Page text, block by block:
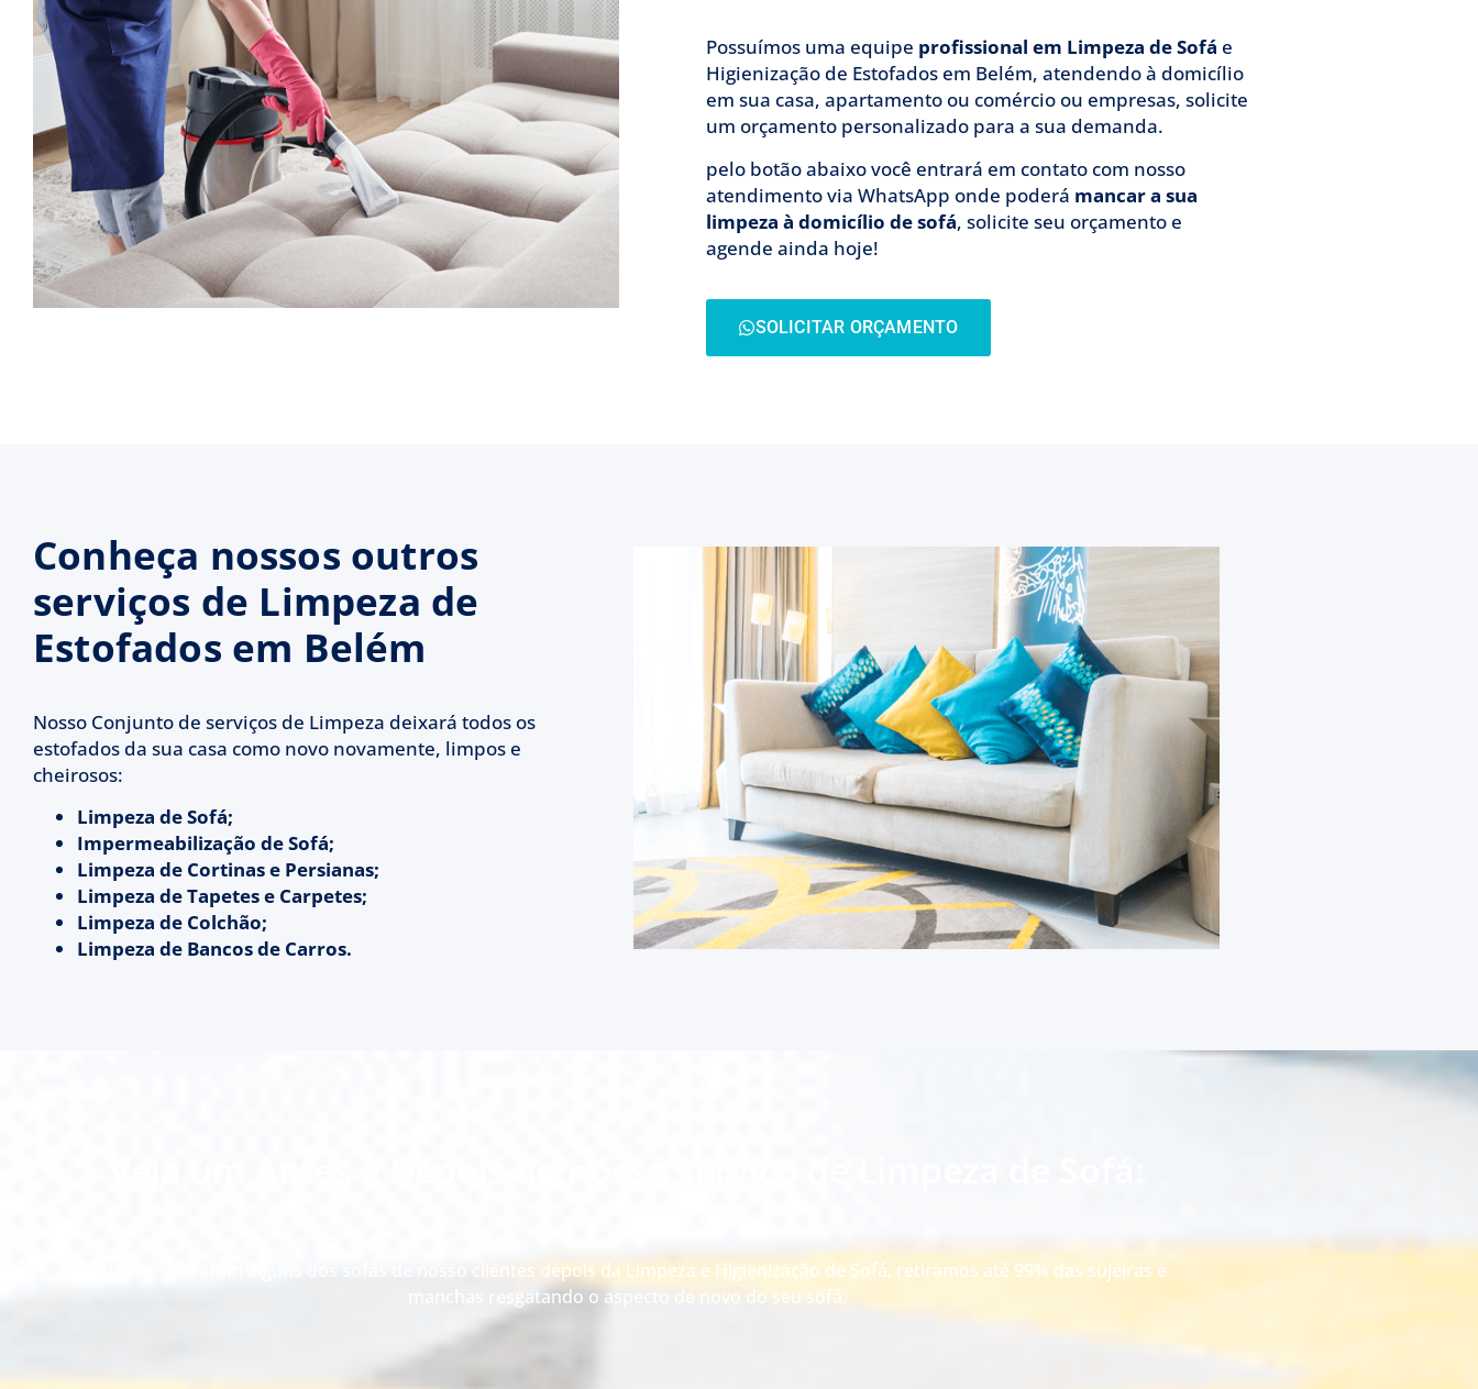
Possuímos uma equipe profissional em Limpeza de Sofá e
Higienização de Estofados em Belém, atendendo à domicílio
em sua casa, apartamento ou comércio ou empresas, solicite
um orçamento personalizado para a sua demanda.
pelo botão abaixo você entrará em contato com nosso
atendimento via WhatsApp onde poderá mancar a sua
limpeza à domicílio de sofá, solicite seu orçamento e
agende ainda hoje!
SOLICITAR ORÇAMENTO
Conheça nossos outros
serviços de Limpeza de
Estofados em Belém
Nosso Conjunto de serviços de Limpeza deixará todos os
estofados da sua casa como novo novamente, limpos e
cheirosos:
Limpeza de Sofá;
Impermeabilização de Sofá;
Limpeza de Cortinas e Persianas;
Limpeza de Tapetes e Carpetes;
Limpeza de Colchão;
Limpeza de Bancos de Carros.
Veja como ficaram alguns dos sofás de nosso clientes depois da Limpeza e Higienização de Sofá, retiramos até 99% das sujeiras e
manchas resgatando o aspecto de novo do seu sofá.